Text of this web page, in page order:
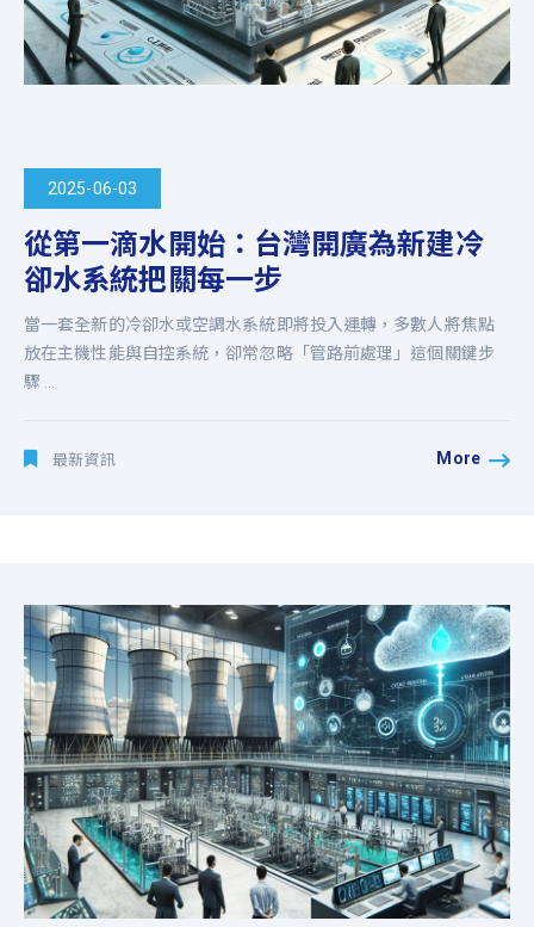
2025-06-03
從第一滴水開始：台灣開廣為新建冷
卻水系統把關每一步
當一套全新的冷卻水或空調水系統即將投入運轉，多數人將焦點
放在主機性能與自控系統，卻常忽略「管路前處理」這個關鍵步
驟 ...
最新資訊 More